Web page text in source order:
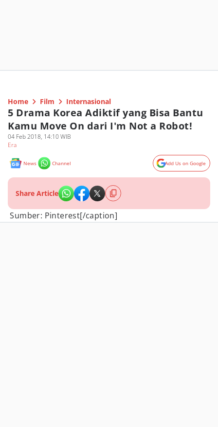
Home Film Internasional
5 Drama Korea Adiktif yang Bisa Bantu
Kamu Move On dari I'm Not a Robot!
04 Feb 2018, 14:10 WIB
Era
News Channel Add Us on Google
Share Article
Sumber: Pinterest[/caption]